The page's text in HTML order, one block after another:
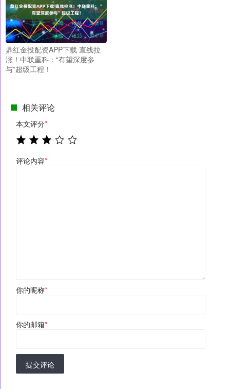
鼎红金投配资APP下载 直线拉
涨！中联重科：“有望深度参
与”超级工程！
相关评论
本文评分*
评论内容*
你的昵称*
你的邮箱*
提交评论